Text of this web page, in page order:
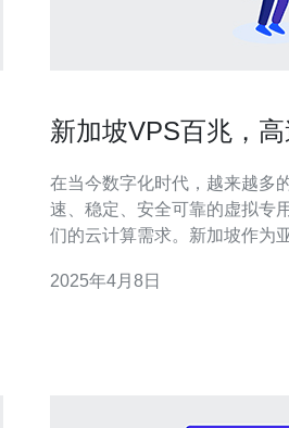
新加坡VPS百兆，
在当今数字化时代，越来越多
速、稳定、安全可靠的虚拟专
们的云计算需求。新加坡作为
加坡的VPS提供商提供了百兆
2025年4月8日